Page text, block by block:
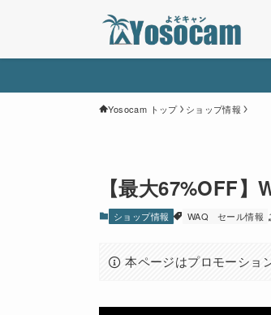
Yosocam トップ ショップ情報
【最大67%OFF
ショップ情報 WAQ セール情報
本ページはプロモーショ